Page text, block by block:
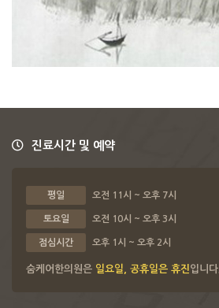
진료시간 및 예약
평일 오전 11시 ~ 오후 7시
토요일 오전 10시 ~ 오후 3시
점심시간 오후 1시 ~ 오후 2시
숨케어한의원은 일요일, 공휴일은 휴진입니다.